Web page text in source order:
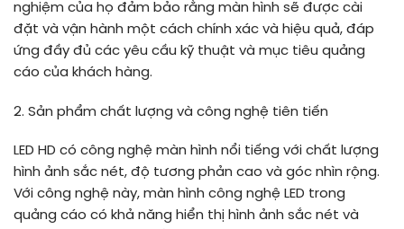
nghiệm của họ đảm bảo rằng màn hình sẽ được cài
đặt và vận hành một cách chính xác và hiệu quả, đáp
ứng đầy đủ các yêu cầu kỹ thuật và mục tiêu quảng
cáo của khách hàng.
2. Sản phẩm chất lượng và công nghệ tiên tiến
LED HD có công nghệ màn hình nổi tiếng với chất lượng
hình ảnh sắc nét, độ tương phản cao và góc nhìn rộng.
Với công nghệ này, màn hình công nghệ LED trong
quảng cáo có khả năng hiển thị hình ảnh sắc nét và